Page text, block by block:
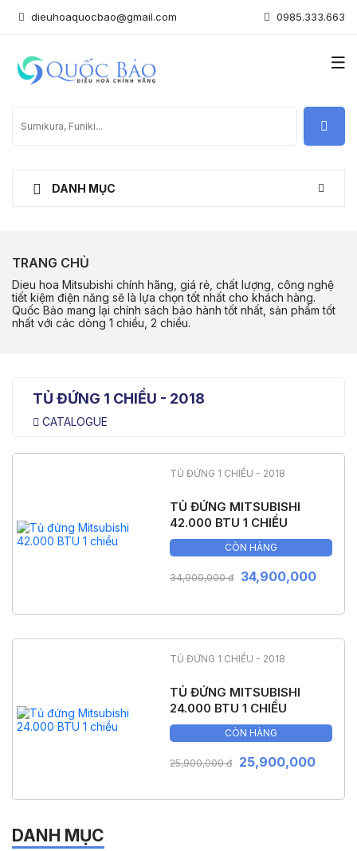
dieuhoaquocbao@gmail.com 0985.333.663
DANH MỤC
TRANG CHỦ
Dieu hoa Mitsubishi chính hãng, giá rẻ, chất lượng, công nghệ
tiết kiệm điện năng sẽ là lựa chọn tốt nhất cho khách hàng.
Quốc Bảo mang lại chính sách bảo hành tốt nhất, sản phẩm tốt
nhất với các dòng 1 chiều, 2 chiều.
TỦ ĐỨNG 1 CHIỀU - 2018
CATALOGUE
TỦ ĐỨNG 1 CHIỀU - 2018
TỦ ĐỨNG MITSUBISHI
42.000 BTU 1 CHIỀU
CÒN HÀNG
34,900,000 đ 34,900,000
TỦ ĐỨNG 1 CHIỀU - 2018
TỦ ĐỨNG MITSUBISHI
24.000 BTU 1 CHIỀU
CÒN HÀNG
25,900,000 đ 25,900,000
DANH MỤC